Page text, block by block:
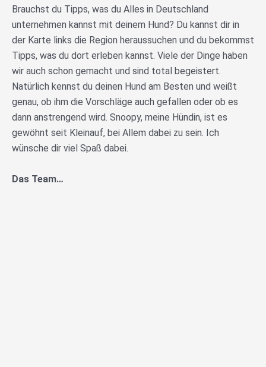
Brauchst du Tipps, was du Alles in Deutschland
unternehmen kannst mit deinem Hund? Du kannst dir in
der Karte links die Region heraussuchen und du bekommst
Tipps, was du dort erleben kannst. Viele der Dinge haben
wir auch schon gemacht und sind total begeistert.
Natürlich kennst du deinen Hund am Besten und weißt
genau, ob ihm die Vorschläge auch gefallen oder ob es
dann anstrengend wird. Snoopy, meine Hündin, ist es
gewöhnt seit Kleinauf, bei Allem dabei zu sein. Ich
wünsche dir viel Spaß dabei.
Das Team…